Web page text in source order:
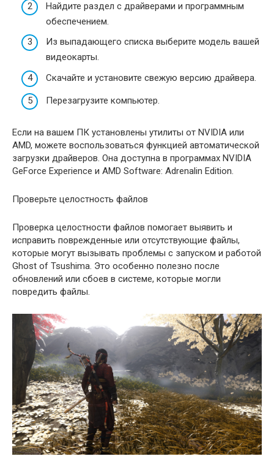
Найдите раздел с драйверами и программным
обеспечением.
Из выпадающего списка выберите модель вашей
видеокарты.
Скачайте и установите свежую версию драйвера.
Перезагрузите компьютер.
Если на вашем ПК установлены утилиты от NVIDIA или
AMD, можете воспользоваться функцией автоматической
загрузки драйверов. Она доступна в программах NVIDIA
GeForce Experience и AMD Software: Adrenalin Edition.
Проверьте целостность файлов
Проверка целостности файлов помогает выявить и
исправить поврежденные или отсутствующие файлы,
которые могут вызывать проблемы с запуском и работой
Ghost of Tsushima. Это особенно полезно после
обновлений или сбоев в системе, которые могли
повредить файлы.